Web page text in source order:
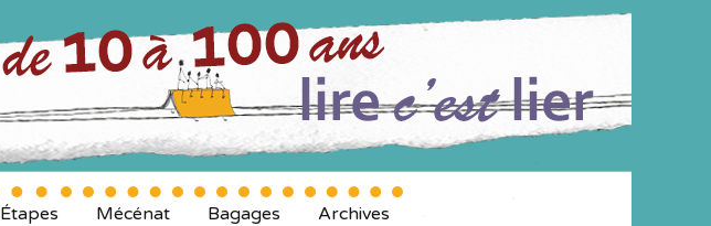
Étapes Mécénat Bagages Archives